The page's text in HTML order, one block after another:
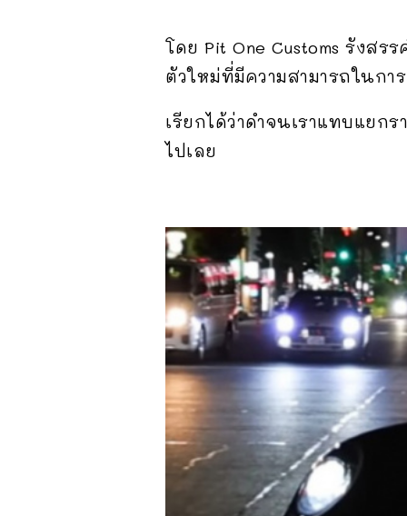
โดย Pit One Customs รังสร
ตัวใหม่ที่มีความสามารถในกา
เรียกได้ว่าดำจนเราแทบแยก
ไปเลย